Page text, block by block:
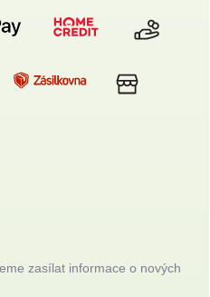
zasílat informace o nových